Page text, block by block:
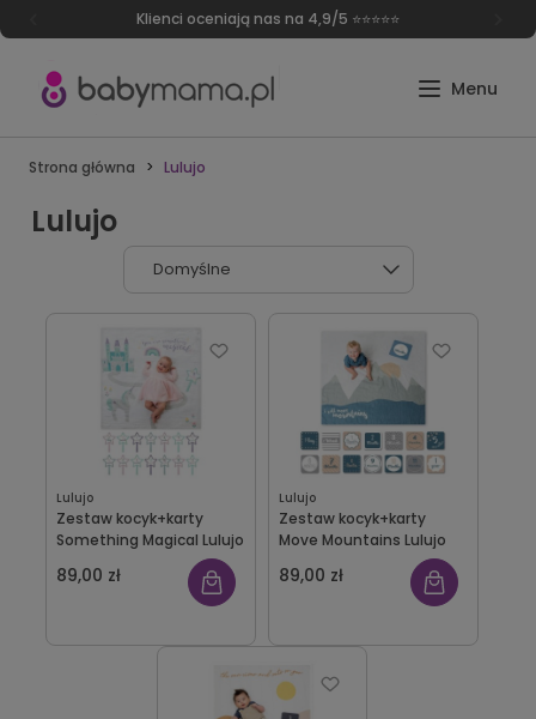
Klienci oceniają nas na 4,9/5 ⭐⭐⭐⭐⭐
Strona główna Lulujo
Lulujo
Lulujo
Zestaw kocyk+karty
Something Magical Lulujo
89,00 zł
Lulujo
Zestaw kocyk+karty
Move Mountains Lulujo
89,00 zł